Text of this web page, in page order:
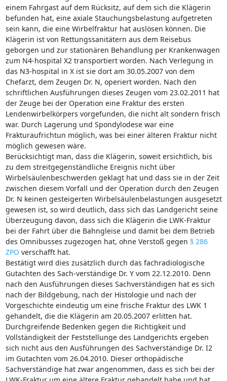
einem Fahrgast auf dem Rücksitz, auf dem sich die Klägerin
befunden hat, eine axiale Stauchungsbelastung aufgetreten
sein kann, die eine Wirbelfraktur hat auslösen können. Die
Klägerin ist von Rettungssanitätern aus dem Reisebus
geborgen und zur stationären Behandlung per Krankenwagen
zum N4-hospital X2 transportiert worden. Nach Verlegung in
das N3-hospital in X ist sie dort am 30.05.2007 von dem
Chefarzt, dem Zeugen Dr. N, operiert worden. Nach den
schriftlichen Ausführungen dieses Zeugen vom 23.02.2011 hat
der Zeuge bei der Operation eine Fraktur des ersten
Lendenwirbelkörpers vorgefunden, die nicht alt sondern frisch
war. Durch Lagerung und Spondylodese war eine
Frakturaufrichtun möglich, was bei einer älteren Fraktur nicht
möglich gewesen wäre.
Berücksichtigt man, dass die Klägerin, soweit ersichtlich, bis
zu dem streitgegenständliche Ereignis nicht über
Wirbelsäulenbeschwerden geklagt hat und dass sie in der Zeit
zwischen diesem Vorfall und der Operation durch den Zeugen
Dr. N keinen gesteigerten Wirbelsäulenbelastungen ausgesetzt
gewesen ist, so wird deutlich, dass sich das Landgericht seine
Überzeugung davon, dass sich die Klägerin die LWK-Fraktur
bei der Fahrt über die Bahngleise und damit bei dem Betrieb
des Omnibusses zugezogen hat, ohne Verstoß gegen § 286
ZPO verschafft hat.
Bestätigt wird dies zusätzlich durch das fachradiologische
Gutachten des Sach-verständige Dr. Y vom 22.12.2010. Denn
nach den Ausführungen dieses Sachverständigen hat es sich
nach der Bildgebung, nach der Histologie und nach der
Vorgeschichte eindeutig um eine frische Fraktur des LWK 1
gehandelt, die die Klägerin am 20.05.2007 erlitten hat.
Durchgreifende Bedenken gegen die Richtigkeit und
Vollständigkeit der Feststellunge des Landgerichts ergeben
sich nicht aus den Ausführungen des Sachverständige Dr. I2
im Gutachten vom 26.04.2010. Dieser orthopädische
Sachverständige hat zwar angenommen, dass es sich bei der